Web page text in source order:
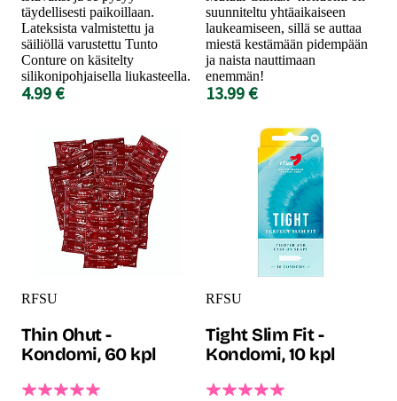
täydellisesti paikoillaan.
Lateksista valmistettu ja
säiliöllä varustettu Tunto
Conture on käsitelty
silikonipohjaisella liukasteella.
4.99 €
suunniteltu yhtäaikaiseen
laukeamiseen, sillä se auttaa
miestä kestämään pidempään
ja naista nauttimaan
enemmän!
13.99 €
RFSU
Thin Ohut -
Kondomi, 60 kpl
RFSU
Tight Slim Fit -
Kondomi, 10 kpl